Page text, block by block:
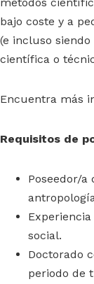
bajo coste y a
(e incluso
científica o
Encuentra más
Requisitos de
Poseedor/a
social.
Doctorado
periodo de